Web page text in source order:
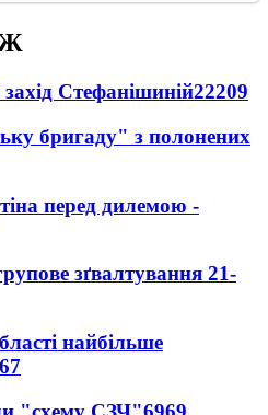
Стефанішиній22209
бригаду" з полонених
перед дилемою -
зґвалтування 21-
найбільше